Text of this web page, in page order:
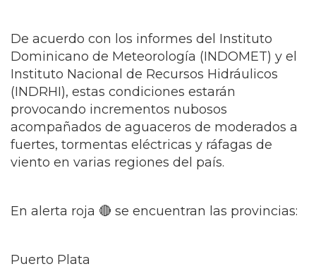
De acuerdo con los informes del Instituto
Dominicano de Meteorología (INDOMET) y el
Instituto Nacional de Recursos Hidráulicos
(INDRHI), estas condiciones estarán
provocando incrementos nubosos
acompañados de aguaceros de moderados a
fuertes, tormentas eléctricas y ráfagas de
viento en varias regiones del país.
En alerta roja 🔴 se encuentran las provincias:
Puerto Plata